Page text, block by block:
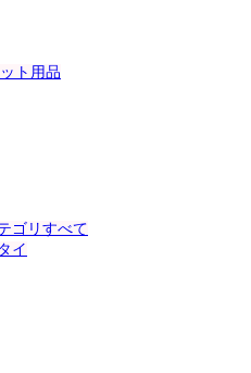
ト用品
ゴリすべて
イ